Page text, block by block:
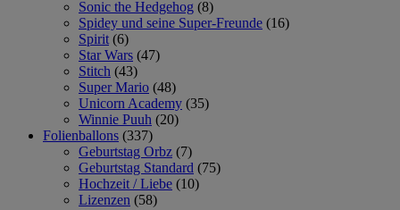
Sonic the Hedgehog (8)
Spidey und seine Super-Freunde (16)
Spirit (6)
Star Wars (47)
Stitch (43)
Super Mario (48)
Unicorn Academy (35)
Winnie Puuh (20)
Folienballons (337)
Geburtstag Orbz (7)
Geburtstag Standard (75)
Hochzeit / Liebe (10)
Lizenzen (58)